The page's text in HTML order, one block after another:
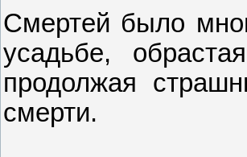
Смертей было
усадьбе,
продолжая
смерти.